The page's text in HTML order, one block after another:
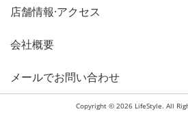
店舗情報·アクセス
会社概要
メールでお問い合わせ
Copyright © 2026 LifeStyle. All